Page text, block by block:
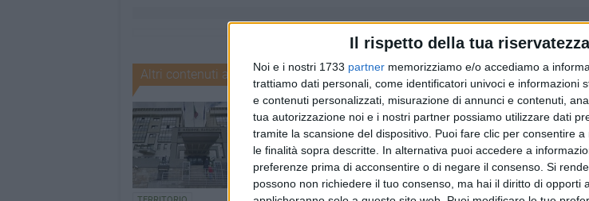
Il rispetto della tua
Noi e i nostri 1733 partner memorizziamo e/o accediamo a
trattiamo dati personali, come identificatori univoci e informazioni
e contenuti personalizzati, misurazione di annunci e contenuti,
tua autorizzazione noi e i nostri partner possiamo utilizzare dati
tramite la scansione del dispositivo. Puoi fare clic per consentire
le finalità sopra descritte. In alternativa puoi accedere a
preferenze prima di acconsentire o di negare il consenso. Si
possono non richiedere il tuo consenso, ma hai il diritto di opporti
Altri contenuti a tema